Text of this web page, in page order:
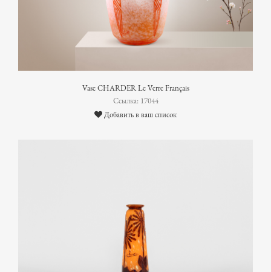
Vase CHARDER Le Verre Français
Ссылка: 17044
Добавить в ваш список